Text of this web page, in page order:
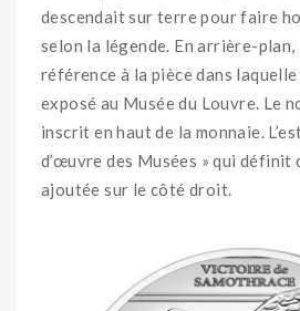
descendait sur terre pour faire
selon la légende. En arrière-
référence à la pièce dans
exposé au Musée du Louvre. Le
inscrit en haut de la monnaie.
d’œuvre des Musées » qui
ajoutée sur le côté droit.